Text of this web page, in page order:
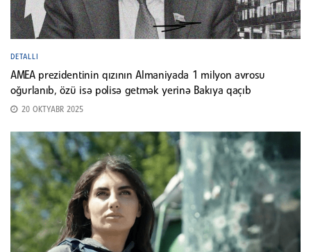
DETALLI
AMEA prezidentinin qızının Almaniyada 1 milyon avrosu
oğurlanıb, özü isə polisə getmək yerinə Bakıya qaçıb
20 OKTYABR 2025